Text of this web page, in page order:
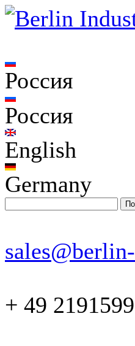
Россия
Россия
English
Germany
+ 49